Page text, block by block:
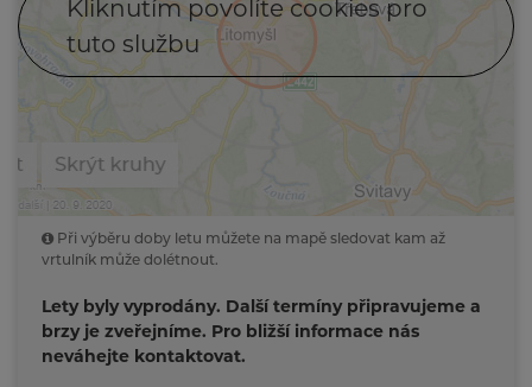
Kliknutím povolíte cookies pro
tuto službu
Při výběru doby letu můžete na mapě sledovat kam až
vrtulník může dolétnout.
Lety byly vyprodány. Další termíny připravujeme a
brzy je zveřejníme. Pro bližší informace nás
neváhejte kontaktovat.